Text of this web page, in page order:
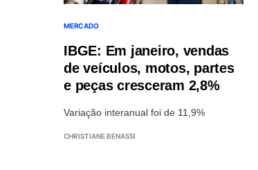
MERCADO
IBGE: Em janeiro, vendas
de veículos, motos, partes
e peças cresceram 2,8%
Variação interanual foi de 11,9%
CHRISTIANE BENASSI